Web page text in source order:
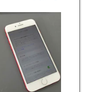
容量70％で電池
りが早い症状も
当日60分で改善